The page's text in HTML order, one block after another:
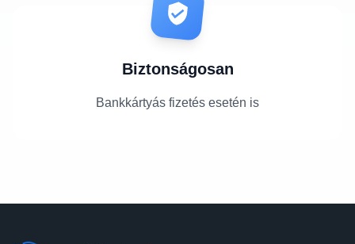
Biztonságosan
Bankkártyás fizetés esetén is